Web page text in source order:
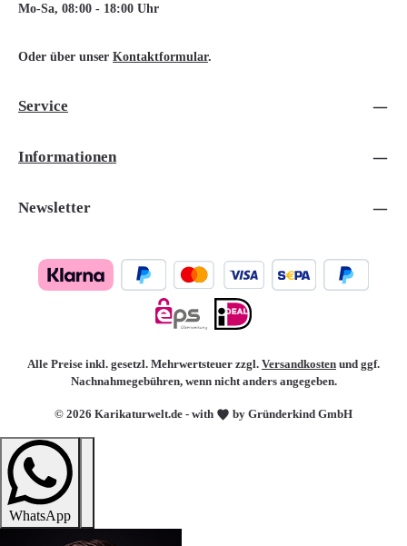
Mo-Sa, 08:00 - 18:00 Uhr
Oder über unser Kontaktformular.
Service
Informationen
Newsletter
© 2026 Karikaturwelt.de - with by Gründerkind GmbH
Alle Preise inkl. gesetzl. Mehrwertsteuer zzgl. Versandkosten und ggf.
Nachnahmegebühren, wenn nicht anders angegeben.
WhatsApp